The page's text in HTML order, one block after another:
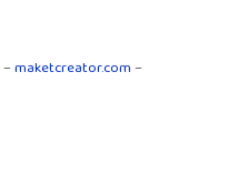
–maketcreator.com–